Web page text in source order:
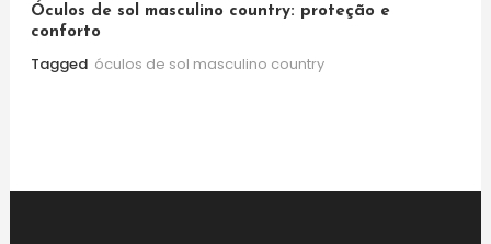
Óculos de sol masculino country: proteção e
conforto
Tagged óculos de sol masculino country